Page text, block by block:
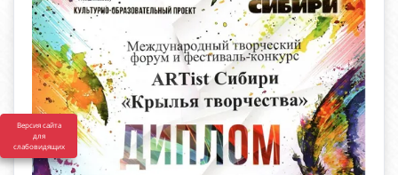
Версия сайта
для
слабовидящих